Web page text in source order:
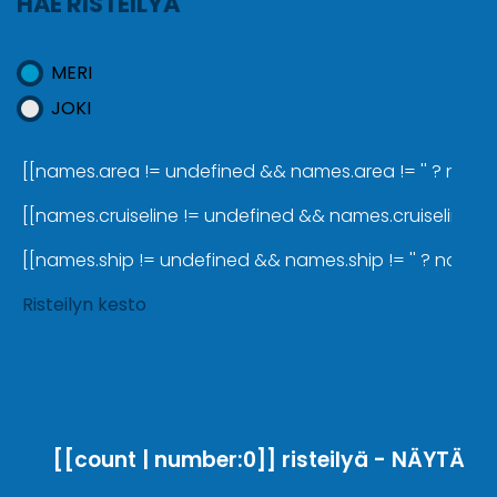
MERI
JOKI
[[names.area != undefined && names.area != '' ?
[[names.cruiseline != undefined && names.cruiseline
[[names.ship != undefined && names.ship != '' ?
Risteilyn kesto